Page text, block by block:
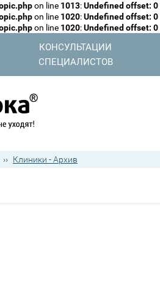
on line 1013:Undefined offset: 0
on line 1020:Undefined offset: 0
on line 1020:Undefined offset: 0
КОНСУЛЬТАЦИИ
СПЕЦИАЛИСТОВ
›› Клиники - Архив